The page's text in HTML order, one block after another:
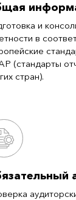
и
в
(стандарты
стран).